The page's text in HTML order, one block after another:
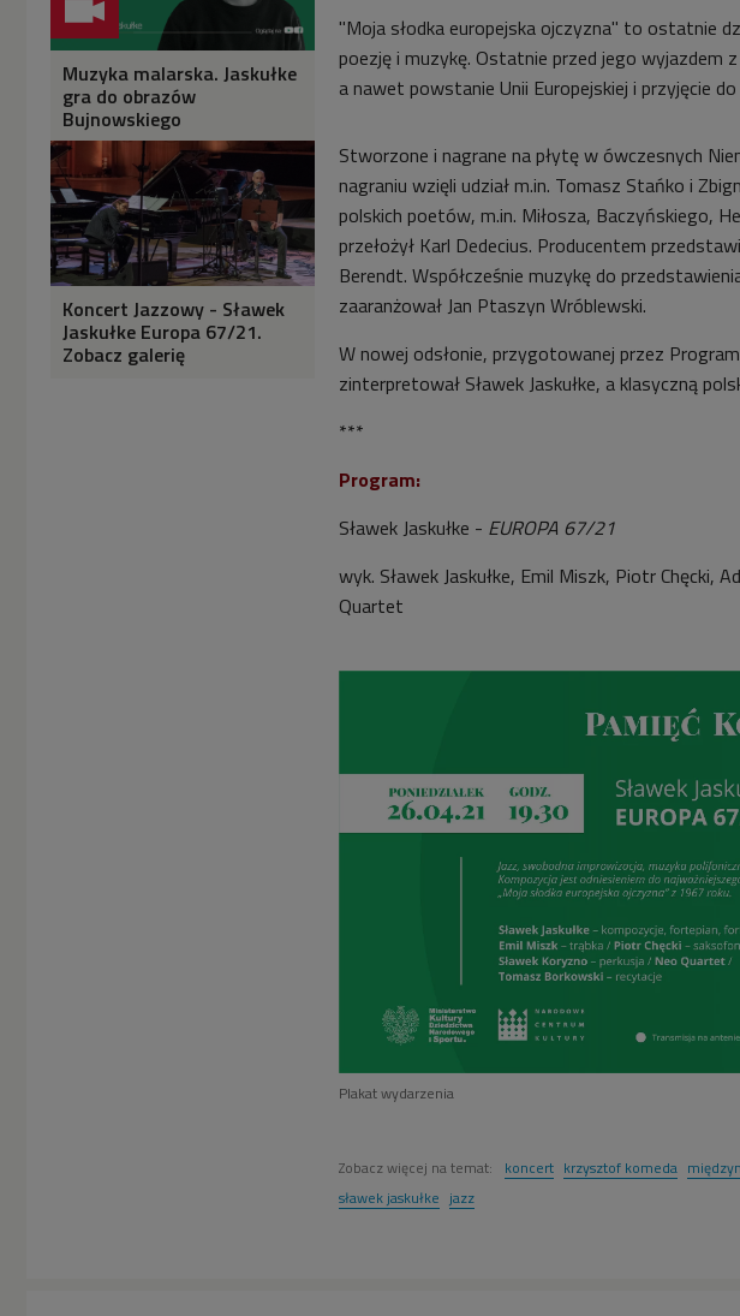
Muzyka malarska. Jaskułke
gra do obrazów
Bujnowskiego
"Moja słodka europejska ojczyzna" to ostatnie
poezję i muzykę. Ostatnie przed jego wyjazdem
a nawet powstanie Unii Europejskiej i przyjęcie do
Koncert Jazzowy - Sławek
Jaskułke Europa 67/21.
Zobacz galerię
Stworzone i nagrane na płytę w ówczesnych
nagraniu wzięli udział m.in. Tomasz Stańko i
polskich poetów, m.in. Miłosza, Baczyńskiego,
przełożył Karl Dedecius. Producentem
Berendt. Współcześnie muzykę do
zaaranżował Jan Ptaszyn Wróblewski.
W nowej odsłonie, przygotowanej przez
zinterpretował Sławek Jaskułke, a klasyczną
***
Program:
Sławek Jaskułke - EUROPA 67/21
wyk. Sławek Jaskułke, Emil Miszk, Piotr Chęcki,
Quartet
Plakat wydarzenia
Zobacz więcej na temat: koncert krzysztof komeda
sławek jaskułke jazz